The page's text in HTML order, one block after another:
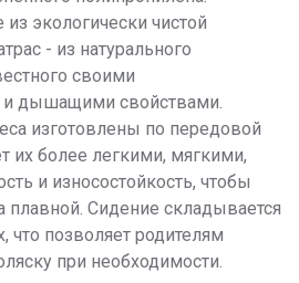
экологически чистой
- из натурального
своими
и дышащими свойствами.
изготовлены по передовой
их более легкими, мягкими,
и износостойкость, чтобы
плавной. Сидение складывается
что позволяет родителям
при необходимости.